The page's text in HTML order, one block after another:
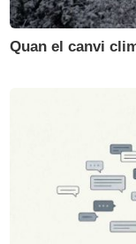
Quan el canvi